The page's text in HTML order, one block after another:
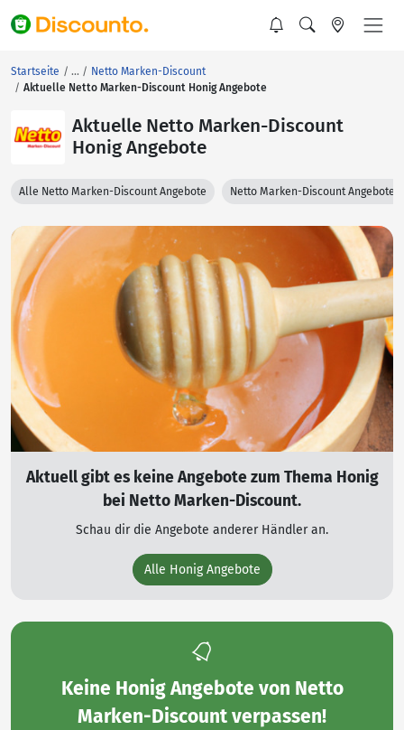
Startseite
Netto Marken-Discount
Aktuelle Netto Marken-Discount Honig Angebote
Aktuelle Netto Marken-Discount
Honig Angebote
Alle Netto Marken-Discount Angebote Netto Marken-Discount Angebote
Aktuell gibt es keine Angebote zum Thema Honig
bei Netto Marken-Discount.
Schau dir die Angebote anderer Händler an.
Alle Honig Angebote
Keine Honig Angebote von Netto
Marken-Discountverpassen!